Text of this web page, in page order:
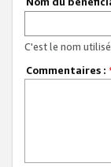
C'est le nom
Commentaires :